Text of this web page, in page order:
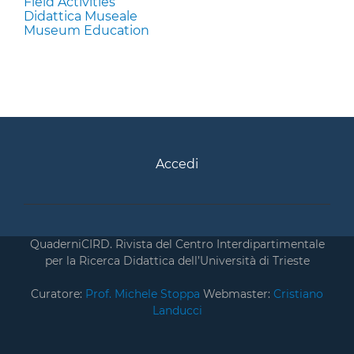
Didattica Museale
Museum Education
Accedi
QuaderniCIRD. Rivista del Centro Interdipartimentale
per la Ricerca Didattica dell’Università di Trieste
Curatore: Prof. Michele Stoppa Webmaster: Cristiano
Landucci